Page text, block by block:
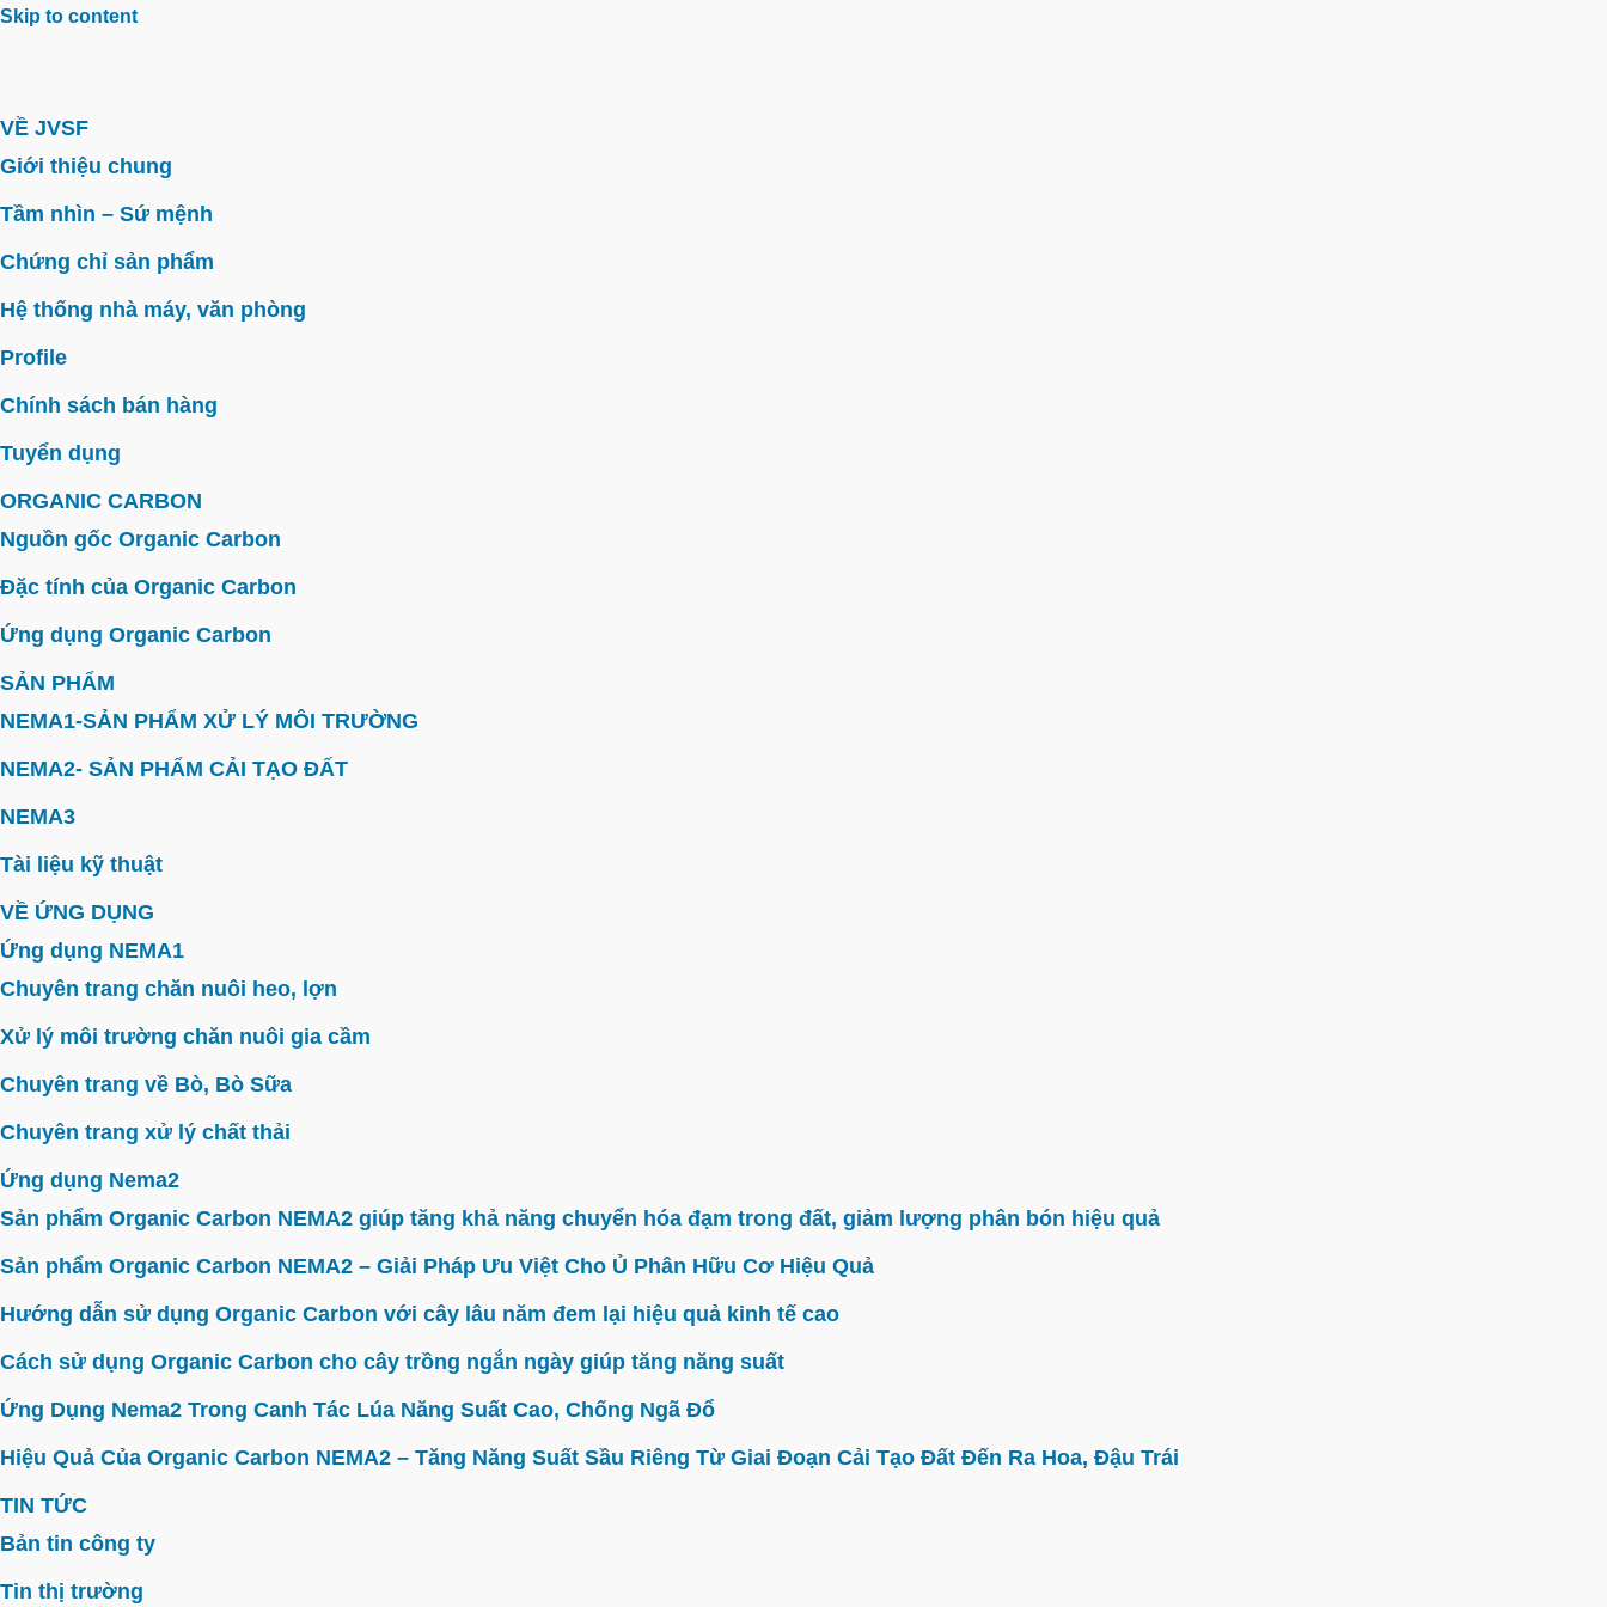
Skip to content
VỀ JVSF
Giới thiệu chung
Tầm nhìn – Sứ mệnh
Chứng chỉ sản phẩm
Hệ thống nhà máy, văn phòng
Profile
Chính sách bán hàng
Tuyển dụng
ORGANIC CARBON
Nguồn gốc Organic Carbon
Đặc tính của Organic Carbon
Ứng dụng Organic Carbon
SẢN PHẨM
NEMA1-SẢN PHẨM XỬ LÝ MÔI TRƯỜNG
NEMA2- SẢN PHẨM CẢI TẠO ĐẤT
NEMA3
Tài liệu kỹ thuật
VỀ ỨNG DỤNG
Ứng dụng NEMA1
Chuyên trang chăn nuôi heo, lợn
Xử lý môi trường chăn nuôi gia cầm
Chuyên trang về Bò, Bò Sữa
Chuyên trang xử lý chất thải
Ứng dụng Nema2
Sản phẩm Organic Carbon NEMA2 giúp tăng khả năng chuyển hóa đạm trong đất, giảm lượng phân bón hiệu quả
Sản phẩm Organic Carbon NEMA2 – Giải Pháp Ưu Việt Cho Ủ Phân Hữu Cơ Hiệu Quả
Hướng dẫn sử dụng Organic Carbon với cây lâu năm đem lại hiệu quả kinh tế cao
Cách sử dụng Organic Carbon cho cây trồng ngắn ngày giúp tăng năng suất
Ứng Dụng Nema2 Trong Canh Tác Lúa Năng Suất Cao, Chống Ngã Đổ
Hiệu Quả Của Organic Carbon NEMA2 – Tăng Năng Suất Sầu Riêng Từ Giai Đoạn Cải Tạo Đất Đến Ra Hoa, Đậu Trái
TIN TỨC
Bản tin công ty
Tin thị trường